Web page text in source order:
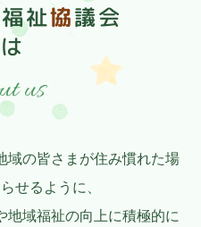
祉協議会
us
域の皆さまが住み慣れた場
せるように、
地域福祉の向上に積極的に